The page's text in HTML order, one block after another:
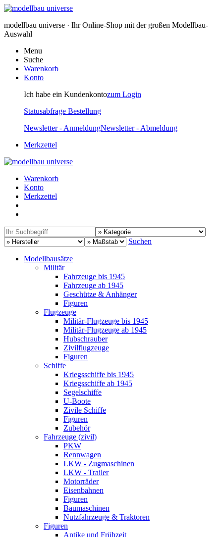
modellbau universe · Ihr Online-Shop mit der großen Modellbau-
Auswahl
Menu
Suche
Warenkorb
Konto
Ich habe ein Kundenkontozum Login
Statusabfrage Bestellung
Newsletter - AnmeldungNewsletter - Abmeldung
Merkzettel
Warenkorb
Konto
Merkzettel
Suchen
Modellbausätze
Militär
Fahrzeuge bis 1945
Fahrzeuge ab 1945
Geschütze & Anhänger
Figuren
Flugzeuge
Militär-Flugzeuge bis 1945
Militär-Flugzeuge ab 1945
Hubschrauber
Zivilflugzeuge
Figuren
Schiffe
Kriegsschiffe bis 1945
Kriegsschiffe ab 1945
Segelschiffe
U-Boote
Zivile Schiffe
Figuren
Zubehör
Fahrzeuge (zivil)
PKW
Rennwagen
LKW - Zugmaschinen
LKW - Trailer
Motorräder
Eisenbahnen
Figuren
Baumaschinen
Nutzfahrzeuge & Traktoren
Figuren
Antike und Frühzeit